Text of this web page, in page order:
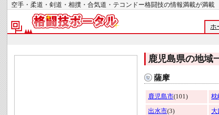
空手・柔道・剣道・相撲・合気道・テコンドー格闘技の情報満載が
ホ
鹿児島県の地域
薩摩
鹿児島市(101) 枕
出水市(3) 大